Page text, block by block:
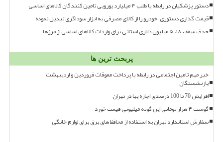
دستور پزشکیان در رابطه با طلب ۴ میلیارد یورویی تامین کنندگان کالاهای اساسی
قیمت گذاری دستوری، خودرو را از کالای مصرفی به ابزار سوداگری تبدیل نموده
حذف سقف ۱۸، ۵ میلیون دلاری استانی برای واردات کالاهای اساسی از مرزها
پربحث ترین ها
خبر مهم تامین اجتماعی در رابطه با پرداخت معوقات فروردین و اردیبهشت
بازنشستگان
افزایش 70 تا 100 درصدی اجاره بها در تهران
گوشت ۴ هزار تومانی این گونه میلیونی قیمت خورد
سفارش استاندارد تهران به استفاده از محافظ های برق برای لوازم خانگی